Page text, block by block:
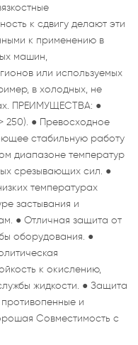
к сдвигу делают эти
к применению в
машин,
или используемых
в холодных, не
ПРЕИМУЩЕСТВА: ●
250). ● Превосходное
стабильную работу
диапазоне температур
срезывающих сил. ●
температурах
застывания и
● Отличная защита от
оборудования. ●
к окислению,
жидкости. ● Защита
и
Совместимость с